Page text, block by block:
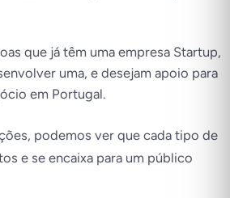
que já têm uma empresa Startup,
uma, e desejam apoio para
em Portugal.
podemos ver que cada tipo de
e se encaixa para um público